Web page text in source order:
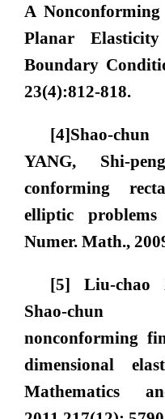
A
Planar
Boundary
23(4):812-818.
[4]Shao-
YANG, Shi-
conforming
elliptic
Numer. Math.,
[5] Liu-chao
Shao-chun
nonconforming
dimensional
Mathematics